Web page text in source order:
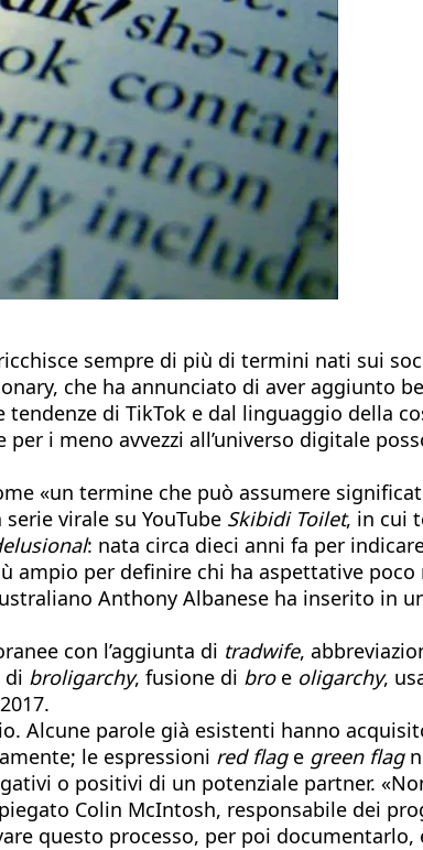
sempre di più di termini nati sui
che ha annunciato di aver aggiunto
di TikTok e dal linguaggio della
per i meno avvezzi all’universo digitale
«un termine che può assumere
virale su YouTube Skibidi Toilet, in cui
: nata circa dieci anni fa per
ampio per definire chi ha aspettative
Anthony Albanese ha inserito in
con l’aggiunta di tradwife,
di broligarchy, fusione di broe oligarchy,
Alcune parole già esistenti hanno
le espressioni red flage green flag
o positivi di un potenziale partner.
Colin McIntosh, responsabile dei
questo processo, per poi documentarlo,